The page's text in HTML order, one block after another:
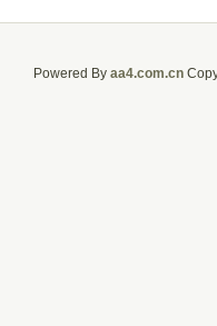
Powered By aa4.com.cn